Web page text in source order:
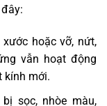
hoặc vỡ, nứt,
vẫn hoạt động
kính mới.
sọc, nhòe màu,